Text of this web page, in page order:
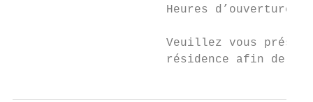
Heures d’ouverture
Veuillez vous
résidence afin de